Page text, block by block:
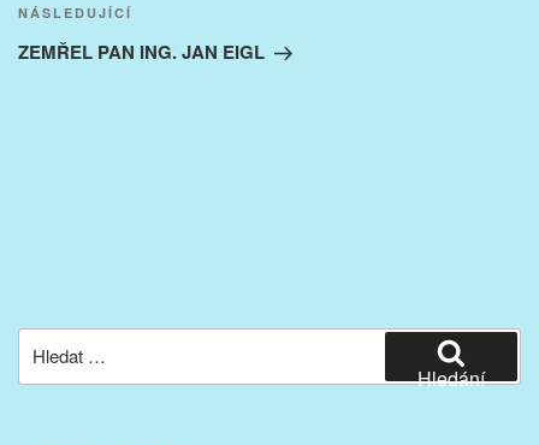
Následující
příspěvek
NÁSLEDUJÍCÍ
ZEMŘEL PAN ING. JAN EIGL
Hledání